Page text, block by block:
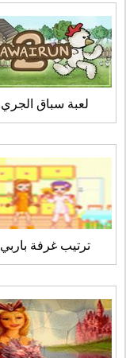
لعبة سباق الجري
ترتيب غرفة باربي